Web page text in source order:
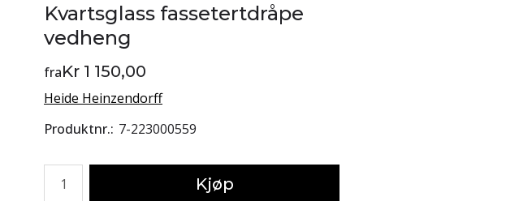
Kvartsglass fassetertdråpe
vedheng
fraKr 1 150,00
Heide Heinzendorff
Produktnr. 7-223000559
Kjøp